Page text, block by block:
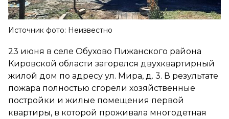
Источник фото: Неизвестно
23 июня в селе Обухово Пижанского района
Кировской области загорелся двухквартирный
жилой дом по адресу ул. Мира, д. 3. В результате
пожара полностью сгорели хозяйственные
постройки и жилые помещения первой
квартиры, в которой проживала многодетная